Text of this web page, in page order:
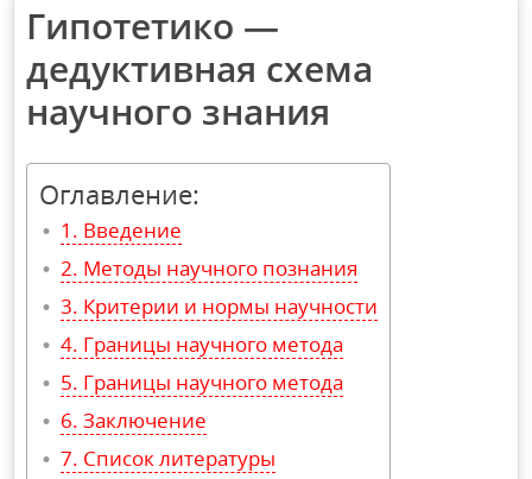
Гипотетико —
дедуктивная схема
научного знания
Оглавление:
Введение
Методы научного познания
Критерии и нормы научности
Границы научного метода
Границы научного метода
Заключение
Список литературы